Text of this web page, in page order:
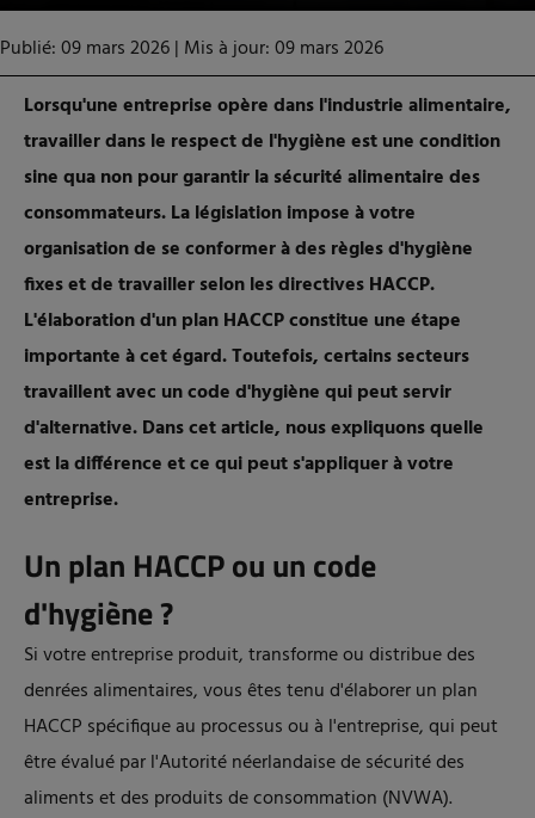
Publié: 09 mars 2026| Mis à jour: 09 mars 2026
Lorsqu'une entreprise opère dans l'industrie alimentaire,
travailler dans le respect de l'hygiène est une condition
sine qua non pour garantir la sécurité alimentaire des
consommateurs. La législation impose à votre
organisation de se conformer à des règles d'hygiène
fixes et de travailler selon les directives HACCP.
L'élaboration d'un plan HACCP constitue une étape
importante à cet égard. Toutefois, certains secteurs
travaillent avec un code d'hygiène qui peut servir
d'alternative. Dans cet article, nous expliquons quelle
est la différence et ce qui peut s'appliquer à votre
entreprise.
Un plan HACCP ou un code
d'hygiène ?
Si votre entreprise produit, transforme ou distribue des
denrées alimentaires, vous êtes tenu d'élaborer un plan
HACCP spécifique au processus ou à l'entreprise, qui peut
être évalué par l'Autorité néerlandaise de sécurité des
aliments et des produits de consommation (NVWA).